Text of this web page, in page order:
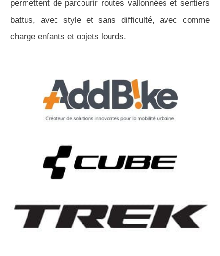
permettent de parcourir routes vallonnées et sentiers
battus, avec style et sans difficulté, avec comme
charge enfants et objets lourds.